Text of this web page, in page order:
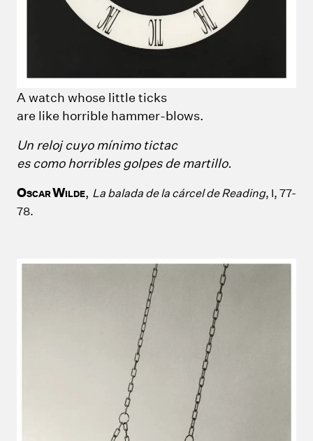
A watch whose little ticks
are like horrible hammer-blows.
Un reloj cuyo mínimo tictac
es como horribles golpes de martillo.
OSCARWILDE, La balada de la cárcel de Reading, I, 77-
78.